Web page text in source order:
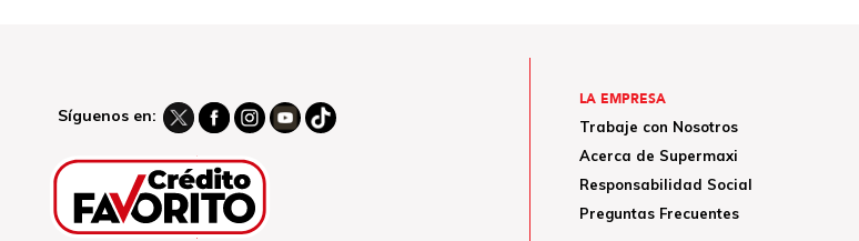
Síguenos en:
LA EMPRESA
Trabaje con Nosotros
Acerca de Supermaxi
Responsabilidad Social
Preguntas Frecuentes